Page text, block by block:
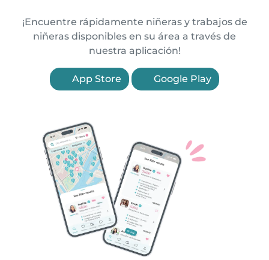
¡Encuentre rápidamente niñeras y trabajos de
niñeras disponibles en su área a través de
nuestra aplicación!
App Store Google Play